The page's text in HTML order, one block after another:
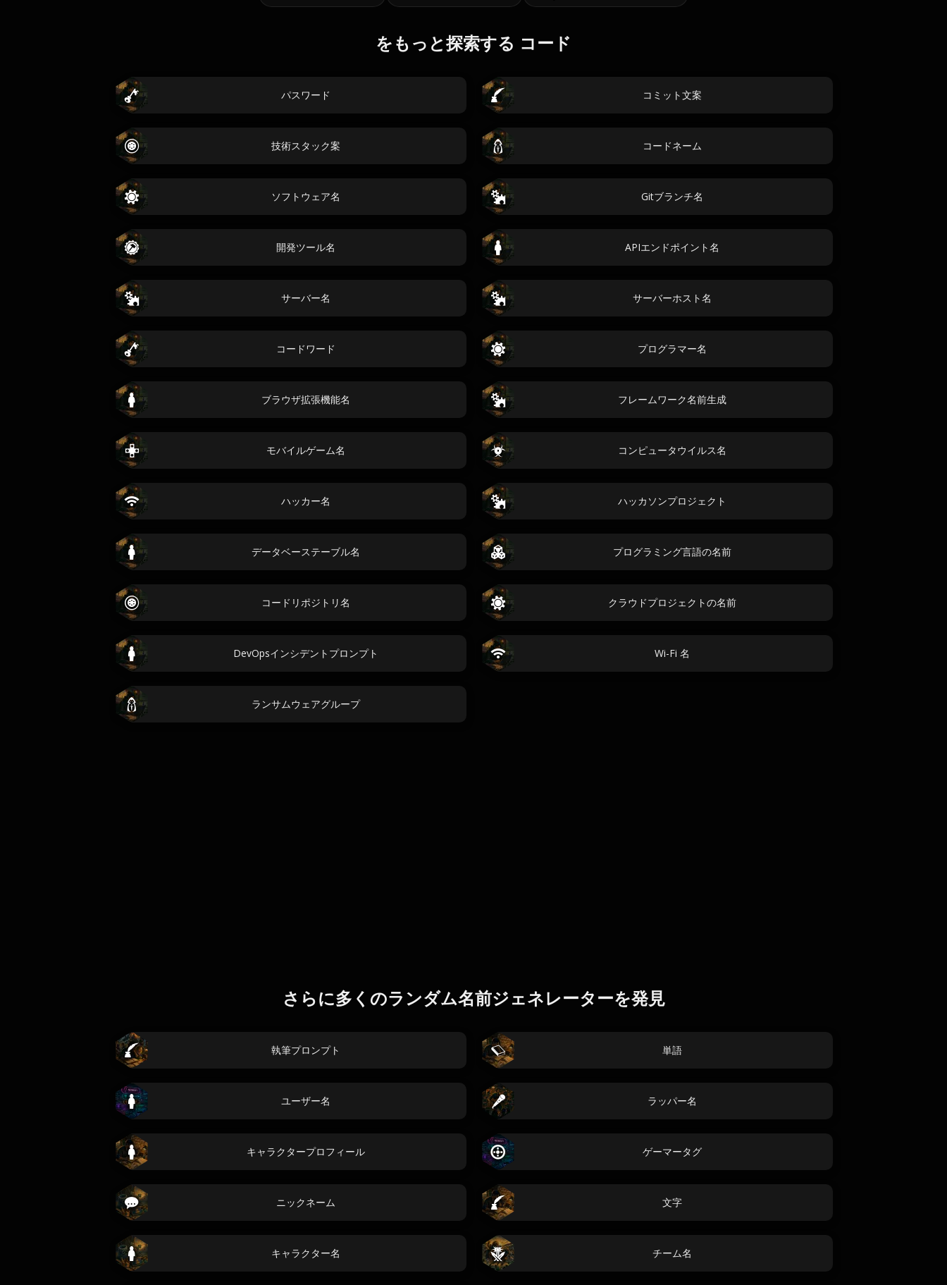
をもっと探索する コード
パスワード コミット文案
技術スタック案 コードネーム
ソフトウェア名 Gitブランチ名
開発ツール名 APIエンドポイント名
サーバー名 サーバーホスト名
コードワード プログラマー名
ブラウザ拡張機能名 フレームワーク名前生成
モバイルゲーム名 コンピュータウイルス名
ハッカー名 ハッカソンプロジェクト
データベーステーブル名 プログラミング言語の名前
コードリポジトリ名 クラウドプロジェクトの名前
DevOpsインシデントプロンプト Wi-Fi 名
ランサムウェアグループ
さらに多くのランダム名前ジェネレーターを発見
執筆プロンプト 単語
ユーザー名 ラッパー名
キャラクタープロフィール ゲーマータグ
ニックネーム 文字
キャラクター名 チーム名